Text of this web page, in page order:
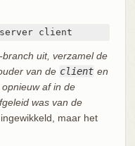
client
-branch uit, verzamel de
van de client en
af in de
was van de
maar het